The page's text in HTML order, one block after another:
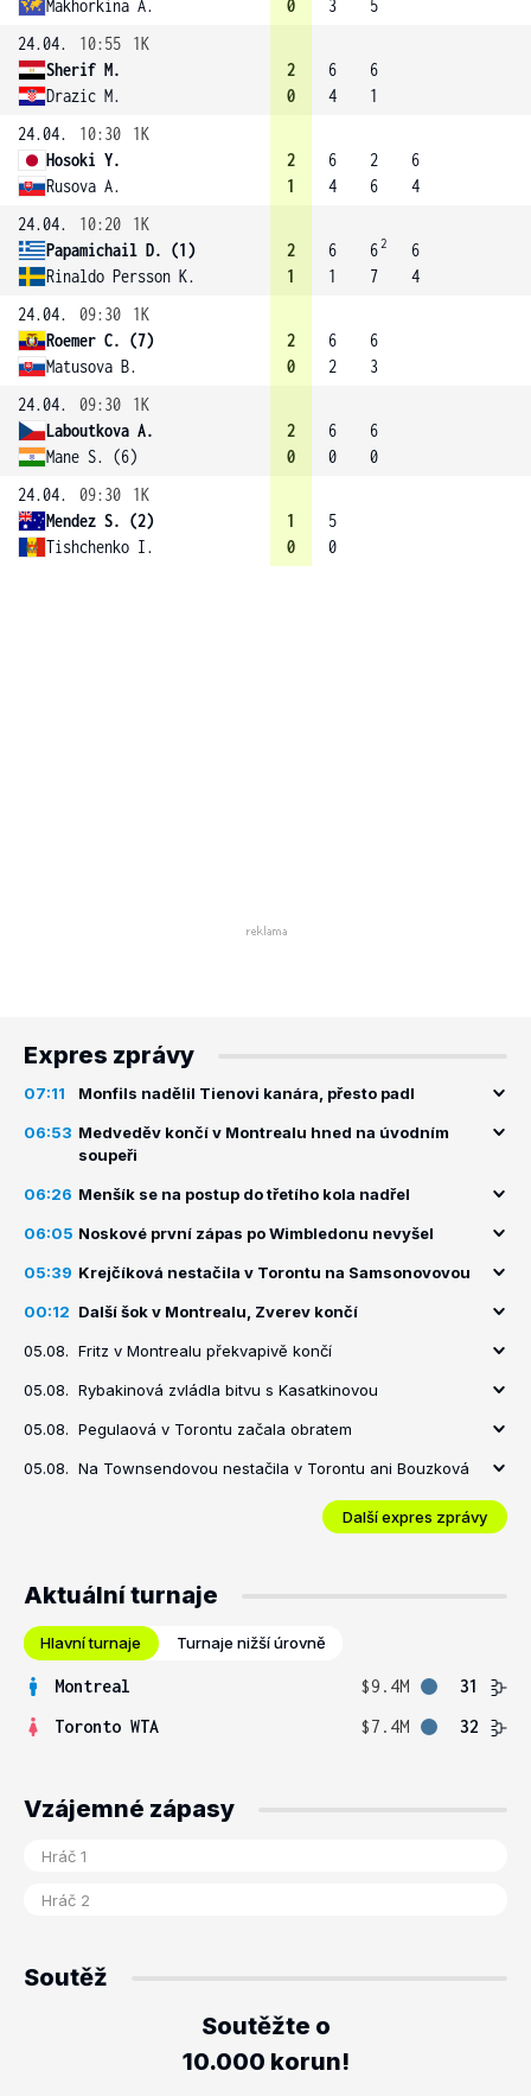
Makhorkina A. 0 3
5
24.04.
10:55
1K
Sherif M.
Drazic M.
2
0
6
4
6
1
24.04.
10:30
1K
Hosoki Y.
Rusova A.
2
1
6
4
2
6
6
4
24.04.
10:20
1K
Papamichail D. (1)
Rinaldo Persson K.
2
1
6
1
62
7
6
4
24.04.
09:30
1K
Roemer C. (7)
Matusova B.
2
0
6
2
6
3
24.04.
09:30
1K
Laboutkova A.
Mane S. (6)
2
0
6
0
6
0
24.04.
09:30
1K
Mendez S. (2)
Tishchenko I.
1
0
5
0
Expres zprávy
07:11 Monfils nadělil Tienovi kanára, přesto padl
06:53 Medveděv končí v Montrealu hned na úvodním
soupeři
06:26 Menšík se na postup do třetího kola nadřel
06:05 Noskové první zápas po Wimbledonu nevyšel
05:39 Krejčíková nestačila v Torontu na Samsonovovou
00:12 Další šok v Montrealu, Zverev končí
05.08. Fritz v Montrealu překvapivě končí
05.08. Rybakinová zvládla bitvu s Kasatkinovou
05.08. Pegulaová v Torontu začala obratem
05.08. Na Townsendovou nestačila v Torontu ani Bouzková
Další expres zprávy
Aktuální turnaje
Hlavní turnaje Turnaje nižší úrovně
Montreal $9.4M
31
Toronto WTA
$7.4M 32
Vzájemné zápasy
Soutěž
Soutěžte o
10.000 korun!